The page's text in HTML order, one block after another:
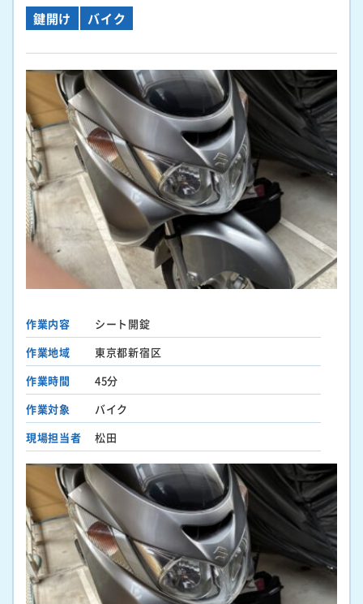
鍵開け バイク
作業内容
シート開錠
作業地域
東京都新宿区
作業時間
45分
作業対象
バイク
現場担当者
松田